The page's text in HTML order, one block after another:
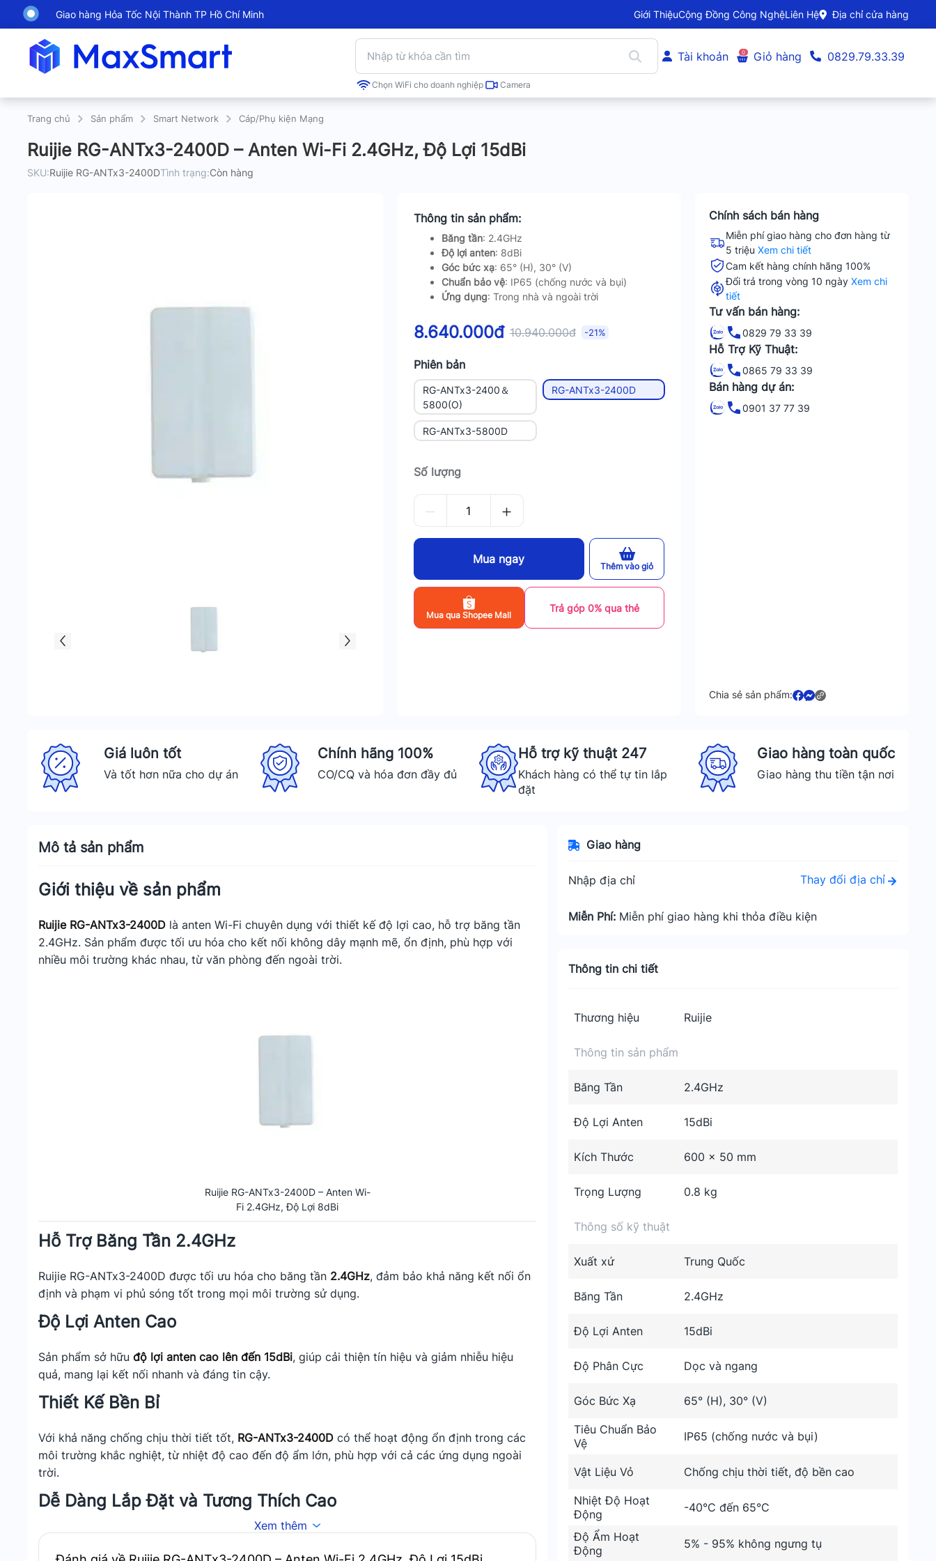
Giao hàng Hỏa Tốc Nội Thành TP Hồ Chí Minh Giới ThiệuCộng Đồng Công NghệLiên Hệ Địa chỉ cửa hàng
Chọn WiFi cho doanh nghiệp Camera
Tài khoản 0 Giỏ hàng 0829.79.33.39
Trang chủ Sản phẩm Smart Network Cáp/Phụ kiện Mạng
Ruijie RG-ANTx3-2400D – Anten Wi-Fi 2.4GHz, Độ Lợi 15dBi
SKU:Ruijie RG-ANTx3-2400DTình trạng:Còn hàng
Thông tin sản phẩm:
Băng tần: 2.4GHz
Độ lợi anten: 8dBi
Góc bức xạ: 65° (H), 30° (V)
Chuẩn bảo vệ: IP65 (chống nước và bụi)
Ứng dụng: Trong nhà và ngoài trời
8.640.000đ 10.940.000đ -21%
Phiên bản
RG-ANTx3-2400＆
5800(O)
RG-ANTx3-2400D
RG-ANTx3-5800D
Số lượng
Mua ngay Thêm vào giỏ
Mua qua Shopee Mall
Trả góp 0% qua thẻ
Chính sách bán hàng
Miễn phí giao hàng cho đơn hàng từ
5 triệuXem chi tiết
Cam kết hàng chính hãng 100%
Đổi trả trong vòng 10 ngàyXem chi
tiết
Tư vấn bán hàng:
0829 79 33 39
Hỗ Trợ Kỹ Thuật:
0865 79 33 39
Bán hàng dự án:
0901 37 77 39
Chia sẻ sản phẩm:
Giá luôn tốt
Và tốt hơn nữa cho dự án
Chính hãng 100%
CO/CQ và hóa đơn đầy đủ
Hỗ trợ kỹ thuật 247
Khách hàng có thể tự tin lắp
đặt
Giao hàng toàn quốc
Giao hàng thu tiền tận nơi
Mô tả sản phẩm
Giới thiệu về sản phẩm
Ruijie RG-ANTx3-2400D là anten Wi-Fi chuyên dụng với thiết kế độ lợi cao, hỗ trợ băng tần
2.4GHz. Sản phẩm được tối ưu hóa cho kết nối không dây mạnh mẽ, ổn định, phù hợp với
nhiều môi trường khác nhau, từ văn phòng đến ngoài trời.
Ruijie RG-ANTx3-2400D – Anten Wi-
Fi 2.4GHz, Độ Lợi 8dBi
Hỗ Trợ Băng Tần 2.4GHz
Ruijie RG-ANTx3-2400D được tối ưu hóa cho băng tần 2.4GHz, đảm bảo khả năng kết nối ổn
định và phạm vi phủ sóng tốt trong mọi môi trường sử dụng.
Độ Lợi Anten Cao
Sản phẩm sở hữu độ lợi anten cao lên đến 15dBi, giúp cải thiện tín hiệu và giảm nhiễu hiệu
quả, mang lại kết nối nhanh và đáng tin cậy.
Thiết Kế Bền Bỉ
Với khả năng chống chịu thời tiết tốt, RG-ANTx3-2400D có thể hoạt động ổn định trong các
môi trường khắc nghiệt, từ nhiệt độ cao đến độ ẩm lớn, phù hợp với cả các ứng dụng ngoài
trời.
Dễ Dàng Lắp Đặt và Tương Thích Cao
Anten này có thiết kế nhỏ gọn, dễ dàng lắp đặt trên nhiều bề mặt khác nhau. Đồng thời tương
thích với nhiều thiết bị điểm truy cập (AP) của Ruijie.
Xem thêm
Giao hàng
Nhập địa chỉ Thay đổi địa chỉ
Miễn Phí: Miễn phí giao hàng khi thỏa điều kiện
Thông tin chi tiết
Thương hiệu Ruijie
Thông tin sản phẩm
Băng Tần 2.4GHz
Độ Lợi Anten 15dBi
Kích Thước 600 x 50 mm
Trọng Lượng 0.8 kg
Thông số kỹ thuật
Xuất xứ Trung Quốc
Băng Tần 2.4GHz
Độ Lợi Anten 15dBi
Độ Phân Cực Dọc và ngang
Góc Bức Xạ 65° (H), 30° (V)
Tiêu Chuẩn Bảo
Vệ
IP65 (chống nước và bụi)
Vật Liệu Vỏ Chống chịu thời tiết, độ bền cao
Nhiệt Độ Hoạt
Động
-40°C đến 65°C
Độ Ẩm Hoạt
Động
5% - 95% không ngưng tụ